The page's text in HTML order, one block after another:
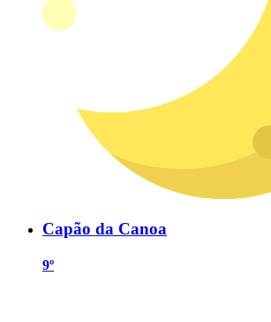
Capão da Canoa
9º